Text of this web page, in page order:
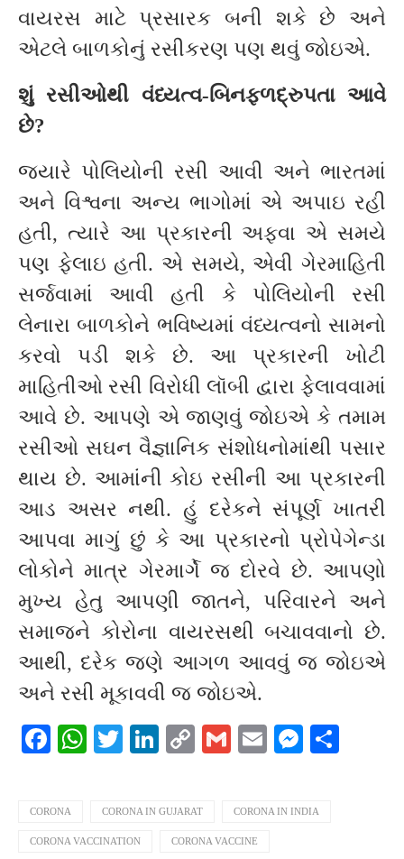
વાયરસ માટે પ્રસારક બની શકે છે અને
એટલે બાળકોનું રસીકરણ પણ થવું જોઇએ.
શું રસીઓથી વંધ્યત્વ-બિનફળદ્રુપતા આવે
છે?
જ્યારે પોલિયોની રસી આવી અને ભારતમાં
અને વિશ્વના અન્ય ભાગોમાં એ અપાઇ રહી
હતી, ત્યારે આ પ્રકારની અફવા એ સમયે
પણ ફેલાઇ હતી. એ સમયે, એવી ગેરમાહિતી
સર્જવામાં આવી હતી કે પોલિયોની રસી
લેનારા બાળકોને ભવિષ્યમાં વંધ્યત્વનો સામનો
કરવો પડી શકે છે. આ પ્રકારની ખોટી
માહિતીઓ રસી વિરોધી લૉબી દ્વારા ફેલાવવામાં
આવે છે. આપણે એ જાણવું જોઇએ કે તમામ
રસીઓ સઘન વૈજ્ઞાનિક સંશોધનોમાંથી પસાર
થાય છે. આમાંની કોઇ રસીની આ પ્રકારની
આડ અસર નથી. હું દરેકને સંપૂર્ણ ખાતરી
આપવા માગું છું કે આ પ્રકારનો પ્રોપેગેન્ડા
લોકોને માત્ર ગેરમાર્ગે જ દોરવે છે. આપણો
મુખ્ય હેતુ આપણી જાતને, પરિવારને અને
સમાજને કોરોના વાયરસથી બચાવવાનો છે.
આથી, દરેક જણે આગળ આવવું જ જોઇએ
અને રસી મૂકાવવી જ જોઇએ.
Facebook
WhatsApp
TwitterLinkedIn
CopyGmailEmail
CORONA CORONA IN GUJARAT CORONA IN INDIA
CORONA VACCINATION CORONA VACCINE